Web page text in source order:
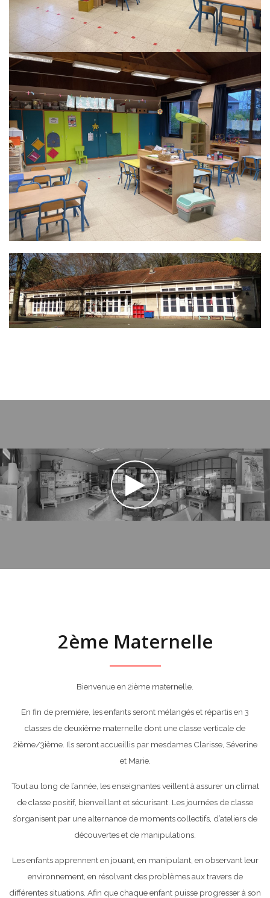
2ème Maternelle
Bienvenue en 2ième maternelle.
En fin de premiére, les enfants seront mélangés et répartis en 3
classes de deuxième maternelle dont une classe verticale de
2ième/3ième. Ils seront accueillis par mesdames Clarisse, Séverine
et Marie.
Tout au long de l’année, les enseignantes veillent à assurer un climat
de classe positif, bienveillant et sécurisant. Les journées de classe
s’organisent par une alternance de moments collectifs, d’ateliers de
découvertes et de manipulations.
Les enfants apprennent en jouant, en manipulant, en observant leur
environnement, en résolvant des problèmes aux travers de
différentes situations. Afin que chaque enfant puisse progresser à son